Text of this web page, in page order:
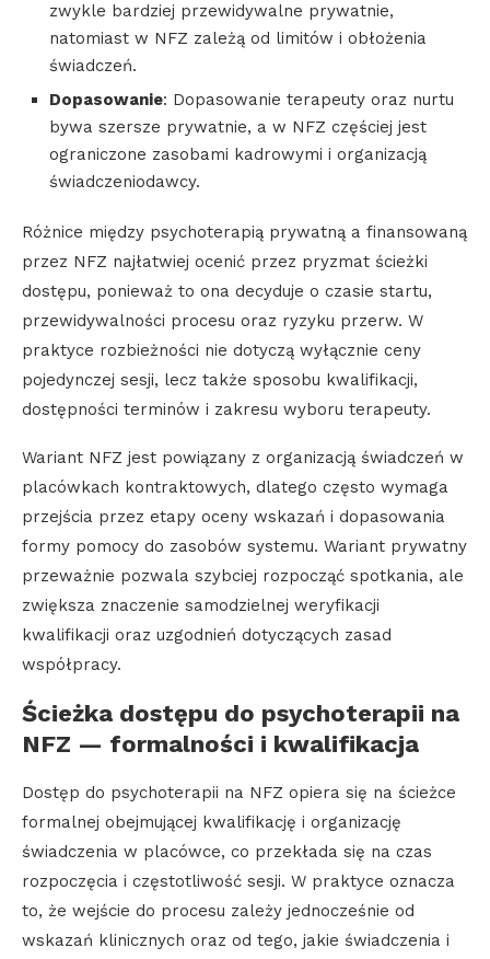
zwykle bardziej przewidywalne prywatnie,
natomiast w NFZ zależą od limitów i obłożenia
świadczeń.
Dopasowanie: Dopasowanie terapeuty oraz nurtu
bywa szersze prywatnie, a w NFZ częściej jest
ograniczone zasobami kadrowymi i organizacją
świadczeniodawcy.
Różnice między psychoterapią prywatną a finansowaną
przez NFZ najłatwiej ocenić przez pryzmat ścieżki
dostępu, ponieważ to ona decyduje o czasie startu,
przewidywalności procesu oraz ryzyku przerw. W
praktyce rozbieżności nie dotyczą wyłącznie ceny
pojedynczej sesji, lecz także sposobu kwalifikacji,
dostępności terminów i zakresu wyboru terapeuty.
Wariant NFZ jest powiązany z organizacją świadczeń w
placówkach kontraktowych, dlatego często wymaga
przejścia przez etapy oceny wskazań i dopasowania
formy pomocy do zasobów systemu. Wariant prywatny
przeważnie pozwala szybciej rozpocząć spotkania, ale
zwiększa znaczenie samodzielnej weryfikacji
kwalifikacji oraz uzgodnień dotyczących zasad
współpracy.
Ścieżka dostępu do psychoterapii na
NFZ — formalności i kwalifikacja
Dostęp do psychoterapii na NFZ opiera się na ścieżce
formalnej obejmującej kwalifikację i organizację
świadczenia w placówce, co przekłada się na czas
rozpoczęcia i częstotliwość sesji. W praktyce oznacza
to, że wejście do procesu zależy jednocześnie od
wskazań klinicznych oraz od tego, jakie świadczenia i